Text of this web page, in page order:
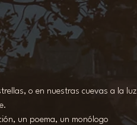
o en nuestras cuevas a la luz
un poema, un monólogo